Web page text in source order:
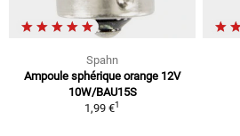
Spahn
Ampoule sphérique orange 12V
10W/BAU15S
1,99 €1